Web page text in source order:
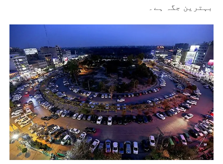
بہترین جگہ ہے۔